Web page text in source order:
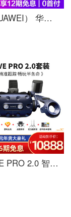
华为（HUAWEI） 华为VR Glass眼镜体感游戏机手机3D家庭电影智能显示器虚拟现实记录仪虚拟 亮黑色
HTC VIVE PRO 2.0 智能VR眼镜 虚拟现实 VR游戏机 PC 3D头盔 2Q29100 HTC-Vive-Pro-2.0套装